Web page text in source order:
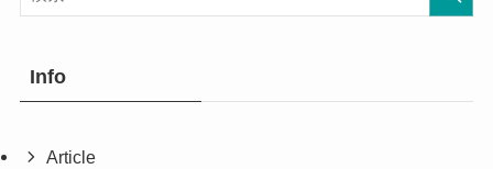
Info
Article